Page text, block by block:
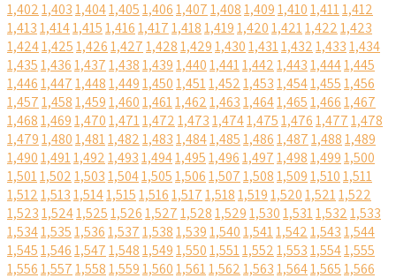
1,4021,4031,4041,4051,4061,4071,4081,4091,4101,4111,412
1,4131,4141,4151,4161,4171,4181,4191,4201,4211,4221,423
1,4241,4251,4261,4271,4281,4291,4301,4311,4321,4331,434
1,4351,4361,4371,4381,4391,4401,4411,4421,4431,4441,445
1,4461,4471,4481,4491,4501,4511,4521,4531,4541,4551,456
1,4571,4581,4591,4601,4611,4621,4631,4641,4651,4661,467
1,4681,4691,4701,4711,4721,4731,4741,4751,4761,4771,478
1,4791,4801,4811,4821,4831,4841,4851,4861,4871,4881,489
1,4901,4911,4921,4931,4941,4951,4961,4971,4981,4991,500
1,5011,5021,5031,5041,5051,5061,5071,5081,5091,5101,511
1,5121,5131,5141,5151,5161,5171,5181,5191,5201,5211,522
1,5231,5241,5251,5261,5271,5281,5291,5301,5311,5321,533
1,5341,5351,5361,5371,5381,5391,5401,5411,5421,5431,544
1,5451,5461,5471,5481,5491,5501,5511,5521,5531,5541,555
1,5561,5571,5581,5591,5601,5611,5621,5631,5641,5651,566